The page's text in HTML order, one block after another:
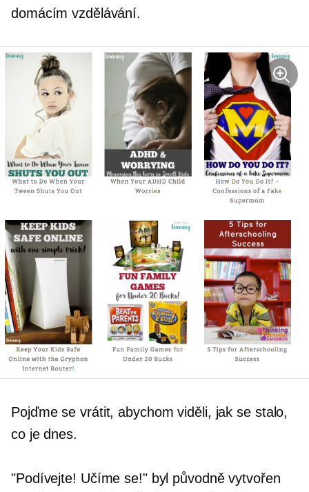
domácím vzdělávání.
Pojďme se vrátit, abychom viděli, jak se stalo,
co je dnes.
"Podívejte! Učíme se!" byl původně vytvořen